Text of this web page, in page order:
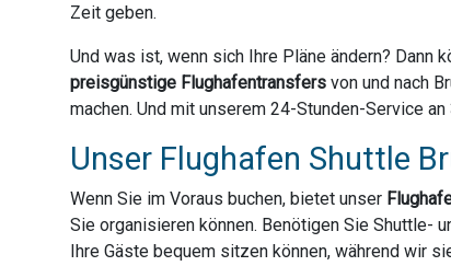
Zeit geben.
Und was ist, wenn sich Ihre Pläne ändern? Dann
preisgünstige Flughafentransfers von und nach
machen. Und mit unserem 24-Stunden-Service
Unser Flughafen Shuttle
Wenn Sie im Voraus buchen, bietet unser
Sie organisieren können. Benötigen Sie Shuttle-
Ihre Gäste bequem sitzen können, während wir